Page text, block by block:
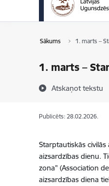
Sākums 1. marts –
1. marts –
Atskaņot tekstu
Publicēts: 28.02.2026.
Starptautiskās
aizsardzības dienu.
zona" (Association
aizsardzības diena